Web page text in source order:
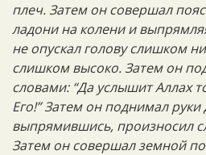
плеч. Затем он совершал
ладони на колени и
не опускал голову слишком
слишком высоко. Затем он
словами: “Да услышит Аллах
Его!” Затем он поднимал
выпрямившись, произносил
Затем он совершал земной